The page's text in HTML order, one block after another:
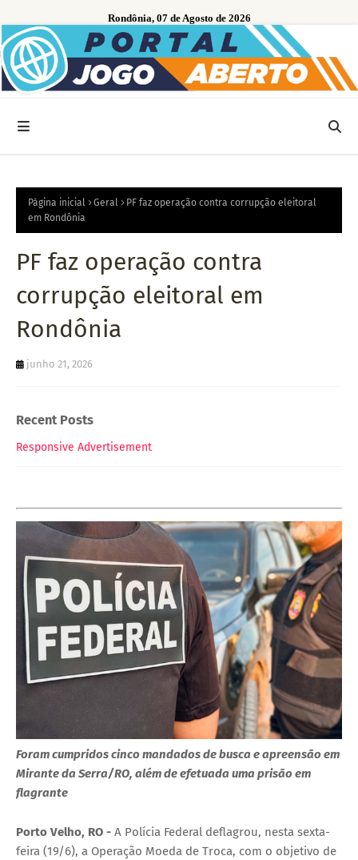
Rondônia, 07 de Agosto de 2026
Página inicial Geral
PF faz operação contra corrupção eleitoral
em Rondônia
PF faz operação contra
corrupção eleitoral em
Rondônia
junho 21, 2026
Recent Posts
Responsive Advertisement
Foram cumpridos cinco mandados de busca e apreensão em
Mirante da Serra/RO, além de efetuada uma prisão em
flagrante
Porto Velho, RO - A Polícia Federal deflagrou, nesta sexta-
feira (19/6), a Operação Moeda de Troca, com o objetivo de